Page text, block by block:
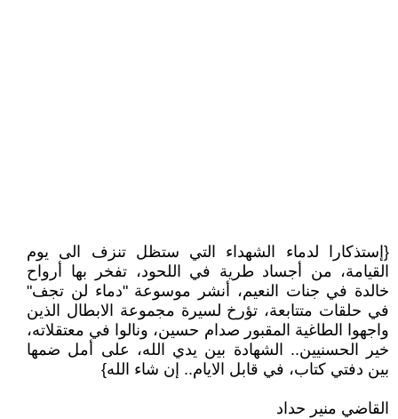
{إستذكارا لدماء الشهداء التي ستظل تنزف الى يوم
القيامة، من أجساد طرية في اللحود، تفخر بها أرواح
خالدة في جنات النعيم، أنشر موسوعة "دماء لن تجف"
في حلقات متتابعة، تؤرخ لسيرة مجموعة الابطال الذين
واجهوا الطاغية المقبور صدام حسين، ونالوا في معتقلاته،
خير الحسنيين.. الشهادة بين يدي الله، على أمل ضمها
بين دفتي كتاب، في قابل الايام.. إن شاء الله}
القاضي منير حداد